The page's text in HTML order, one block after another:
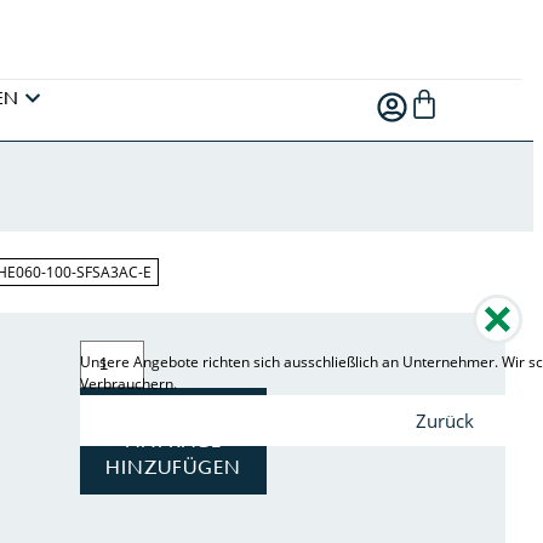
100-SFSA3AC-E
ANFRAGE
HINZUFÜGEN
Unsere Angebote richten sich ausschließlich an Unternehmer. Wir
Verbrauchern.
Zurück